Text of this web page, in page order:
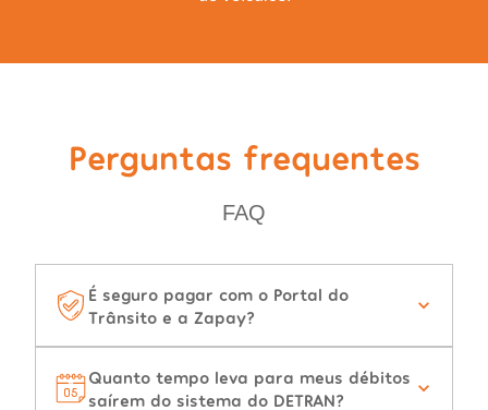
Perguntas frequentes
FAQ
É seguro pagar com o Portal do
Trânsito e a Zapay?
Quanto tempo leva para meus débitos
saírem do sistema do DETRAN?